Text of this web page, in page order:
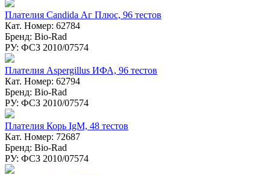
Плателия Candida Аг Плюс, 96 тестов
Кат. Номер: 62784
Бренд: Bio-Rad
РУ: ФСЗ 2010/07574
Плателия Aspergillus ИФА, 96 тестов
Кат. Номер: 62794
Бренд: Bio-Rad
РУ: ФСЗ 2010/07574
Плателия Корь IgM, 48 тестов
Кат. Номер: 72687
Бренд: Bio-Rad
РУ: ФСЗ 2010/07574